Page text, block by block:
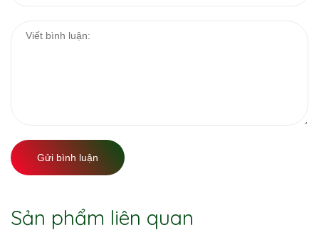
Gửi bình luận
Sản phẩm liên quan